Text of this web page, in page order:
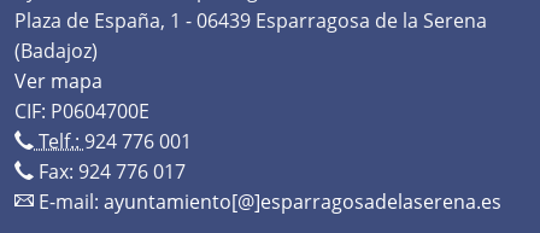
Plaza de España, 1 - 06439 Esparragosa de la Serena
(Badajoz)
Ver mapa
CIF: P0604700E
Telf.: 924 776 001
Fax: 924 776 017
E-mail: ayuntamiento[@]esparragosadelaserena.es